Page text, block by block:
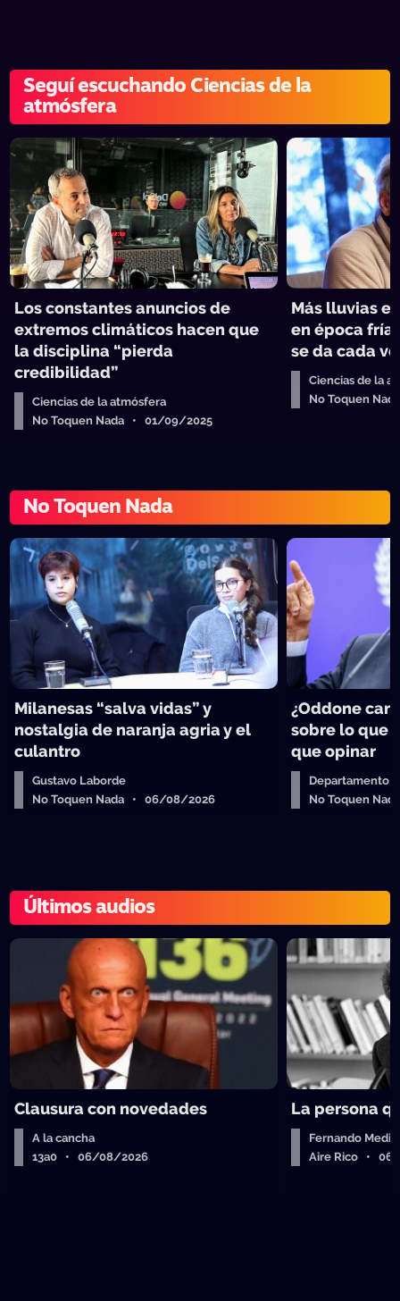
Seguí escuchando Ciencias de la
atmósfera
Los constantes anuncios de
extremos climáticos hacen que
la disciplina “pierda
credibilidad”
Ciencias de la atmósfera
No Toquen Nada • 01/09/2025
Más lluvias
en época
se da cada
Ciencias de la
No Toquen
No Toquen Nada
Milanesas “salva vidas” y
nostalgia de naranja agria y el
culantro
Gustavo Laborde
No Toquen Nada • 06/08/2026
¿Oddone
sobre lo que
que opinar
Departamento
No Toquen
Últimos audios
Clausura con novedades
A la cancha
13a0 • 06/08/2026
La persona
Fernando
Aire Rico •